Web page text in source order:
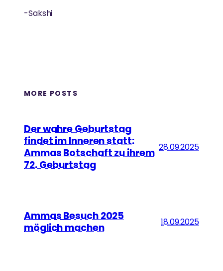
-Sakshi
MORE POSTS
Der wahre Geburtstag
findet im Inneren statt:
Ammas Botschaft zu ihrem
72. Geburtstag
28.09.2025
Ammas Besuch 2025
möglich machen
18.09.2025